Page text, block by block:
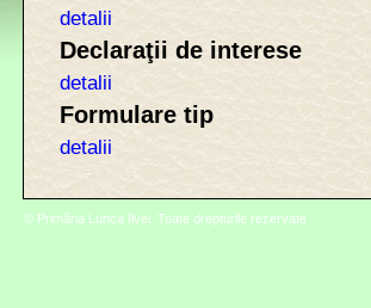
detalii
Declaraţii de interese
detalii
Formulare tip
detalii
© Primăria Lunca Ilvei. Toate drepturile rezervate